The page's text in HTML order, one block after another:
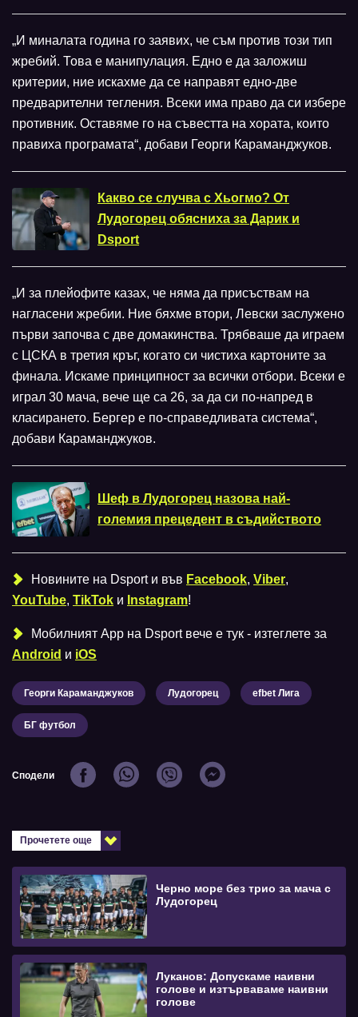
„И миналата година го заявих, че съм против този тип
жребий. Това е манипулация. Едно е да заложиш
критерии, ние искахме да се направят едно-две
предварителни тегления. Всеки има право да си избере
противник. Оставяме го на съвестта на хората, които
правиха програмата“, добави Георги Караманджуков.
Какво се случва с Хьогмо? От
Лудогорец обясниха за Дарик и
Dsport
„И за плейофите казах, че няма да присъствам на
нагласени жребии. Ние бяхме втори, Левски заслужено
първи започва с две домакинства. Трябваше да играем
с ЦСКА в третия кръг, когато си чистиха картоните за
финала. Искаме принципност за всички отбори. Всеки е
играл 30 мача, вече ще са 26, за да си по-напред в
класирането. Бергер е по-справедливата система“,
добави Караманджуков.
Шеф в Лудогорец назова най-
големия прецедент в съдийството
Новините на Dsport и във Facebook, Viber,
YouTube, TikTok и Instagram!
Мобилният Аpp на Dsport вече е тук - изтеглете за
Android и iOS
Георги Караманджуков Лудогорец efbet Лига
БГ футбол
Сподели
Прочетете още
Черно море без трио за мача с
Лудогорец
Луканов: Допускаме наивни
голове и изтърваваме наивни
голове